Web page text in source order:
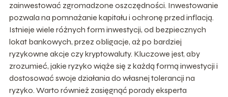
zainwestować zgromadzone oszczędności. Inwestowanie
pozwala na pomnażanie kapitału i ochronę przed inflacją.
Istnieje wiele różnych form inwestycji, od bezpiecznych
lokat bankowych, przez obligacje, aż po bardziej
ryzykowne akcje czy kryptowaluty. Kluczowe jest, aby
zrozumieć, jakie ryzyko wiąże się z każdą formą inwestycji i
dostosować swoje działania do własnej tolerancji na
ryzyko. Warto również zasięgnąć porady eksperta